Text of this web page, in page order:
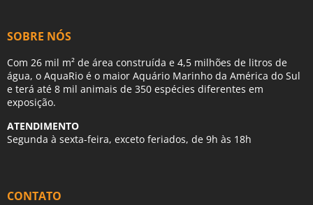
SOBRE NÓS
Com 26 mil m² de área construída e 4,5 milhões de litros de
água, o AquaRio é o maior Aquário Marinho da América do Sul
e terá até 8 mil animais de 350 espécies diferentes em
exposição.
ATENDIMENTO
Segunda à sexta-feira, exceto feriados, de 9h às 18h
CONTATO